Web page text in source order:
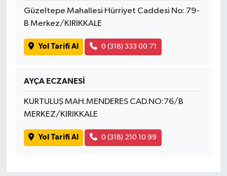
Güzeltepe Mahallesi Hürriyet Caddesi No: 79-
B Merkez/KIRIKKALE
Yol Tarifi Al 0 (318) 333 00 71
AYÇA ECZANESİ
KURTULUŞ MAH.MENDERES CAD.NO:76/B
MERKEZ/KIRIKKALE
Yol Tarifi Al 0 (318) 210 10 99